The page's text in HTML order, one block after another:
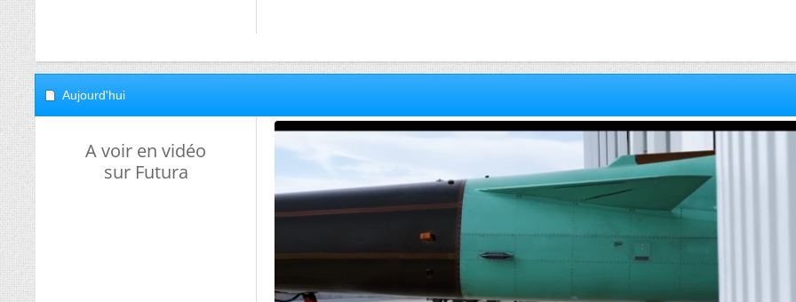
Aujourd'hui
A voir en vidéo
sur Futura